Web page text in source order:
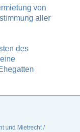
von
aller
des
und Mietrecht /